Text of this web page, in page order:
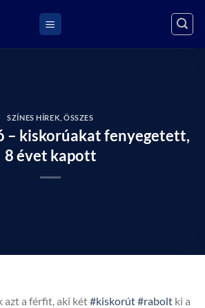
SZÍNES HÍREK ,ÖSSZES
– kiskorúakat fenyegetett,
8 évet kapott
a férfit, aki két#kiskorút#rabolt ki a